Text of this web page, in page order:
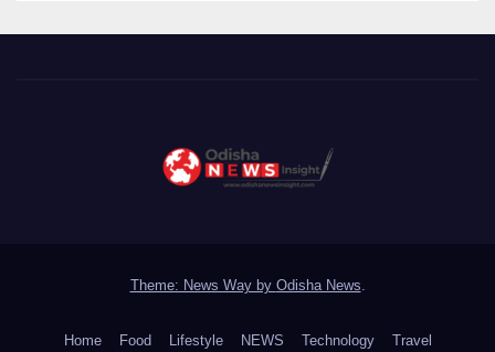
Theme: News Way by Odisha News.
Home Food Lifestyle NEWS Technology Travel